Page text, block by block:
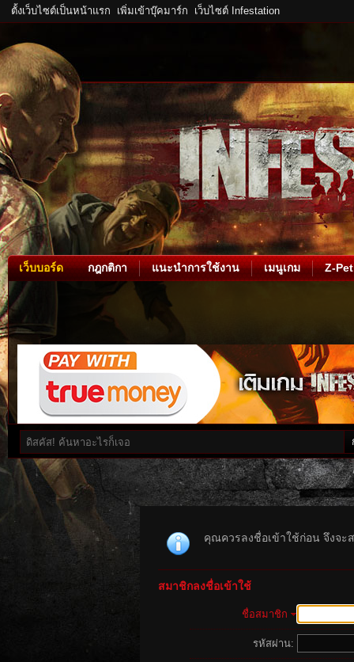
ตั้งเว็บไซต์เป็นหน้าแรก เพิ่มเข้าบุ๊คมาร์ก เว็บไซต์ Infestation
เว็บบอร์ด กฎกติกา แนะนำการใช้งาน เมนูเกม Z-Pet
คุณควรลงชื่อเข้าใช้ก่อน จึงจะ
สมาชิกลงชื่อเข้าใช้
ชื่อสมาชิก
รหัสผ่าน: